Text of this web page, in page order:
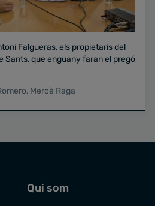
Falgueras, els propietaris del
, Mercè Raga
Qui som